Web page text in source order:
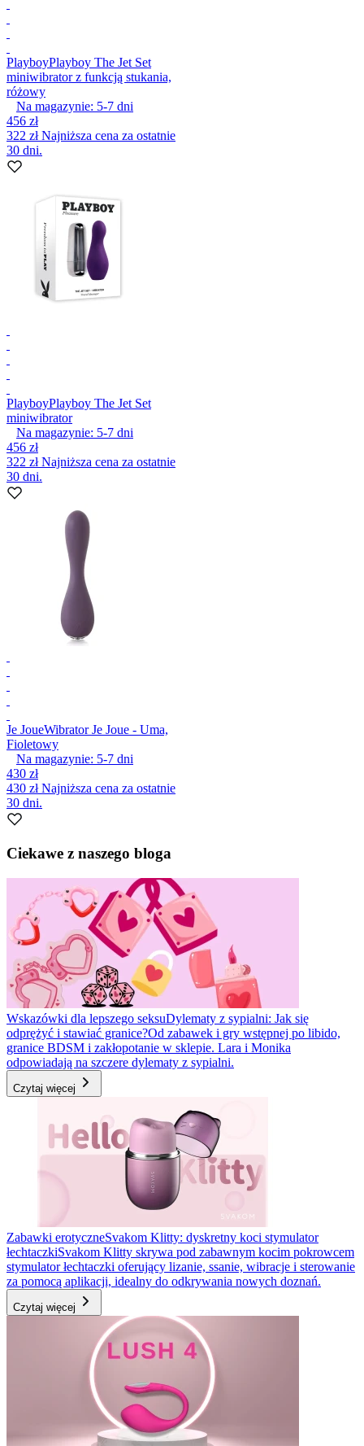
PlayboyPlayboy The Jet Set
miniwibrator z funkcją stukania,
różowy
Na magazynie: 5-7 dni
456 zł
322 złNajniższa cena za ostatnie
30 dni.
PlayboyPlayboy The Jet Set
miniwibrator
Na magazynie: 5-7 dni
456 zł
322 złNajniższa cena za ostatnie
30 dni.
Je JoueWibrator Je Joue - Uma,
Fioletowy
Na magazynie: 5-7 dni
430 zł
430 złNajniższa cena za ostatnie
30 dni.
Ciekawe z naszego bloga
Wskazówki dla lepszego seksuDylematy z sypialni: Jak się
odprężyć i stawiać granice?Od zabawek i gry wstępnej po libido,
granice BDSM i zakłopotanie w sklepie. Lara i Monika
odpowiadają na szczere dylematy z sypialni.
Czytaj więcej
Zabawki erotyczneSvakom Klitty: dyskretny koci stymulator
łechtaczkiSvakom Klitty skrywa pod zabawnym kocim pokrowcem
stymulator łechtaczki oferujący lizanie, ssanie, wibracje i sterowanie
za pomocą aplikacji, idealny do odkrywania nowych doznań.
Czytaj więcej